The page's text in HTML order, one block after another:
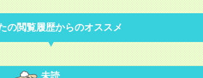
の閲覧履歴からのオススメ
未読